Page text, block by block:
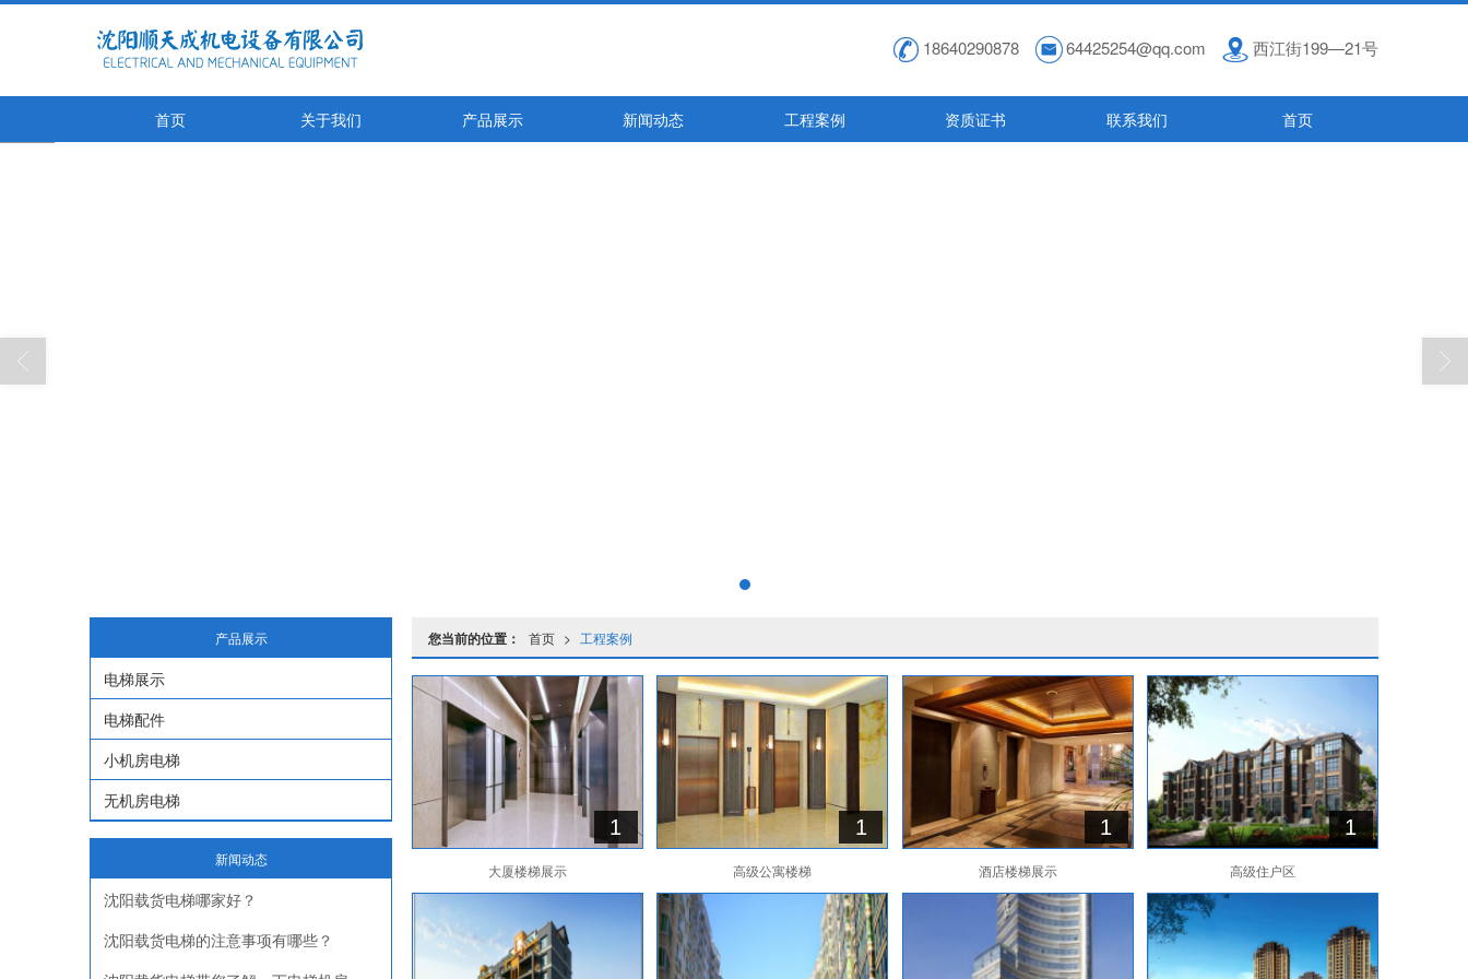
18640290878 64425254@qq.com 西江街199—21号
首页 关于我们 产品展示 新闻动态 工程案例 资质证书 联系我们 首页
您当前的位置： 首页 > 工程案例
1
大厦楼梯展示
1
高级公寓楼梯
1
酒店楼梯展示
1
高级住户区
产品展示
电梯展示
电梯配件
小机房电梯
无机房电梯
新闻动态
沈阳载货电梯哪家好？
沈阳载货电梯的注意事项有哪些？